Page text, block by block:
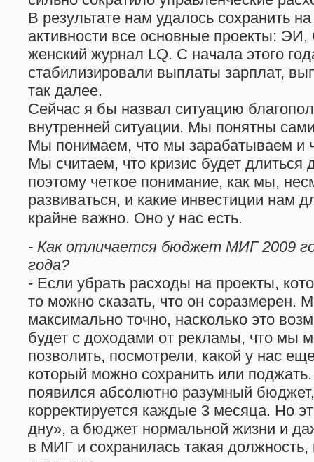
В результате нам удалось сохранить
активности все основные проекты: ЭИ,
женский журнал LQ. С начала этого
стабилизировали выплаты зарплат,
так далее.
Сейчас я бы назвал ситуацию
внутренней ситуации. Мы понятны
Мы понимаем, что мы зарабатываем и
Мы считаем, что кризис будет длиться
поэтому четкое понимание, как мы,
развиваться, и какие инвестиции нам
крайне важно. Оно у нас есть.
- Как отличается бюджет МИГ 2009
года?
- Если убрать расходы на проекты,
то можно сказать, что он соразмерен.
максимально точно, насколько это
будет с доходами от рекламы, что мы
позволить, посмотрели, какой у нас
который можно сохранить или поджать.
появился абсолютно разумный
корректируется каждые 3 месяца. Но
дну», а бюджет нормальной жизни и
в МИГ и сохранилась такая должность,